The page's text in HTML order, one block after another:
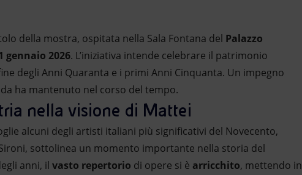
della mostra, ospitata nella Sala Fontana del Palazzo
gennaio 2026. L’iniziativa intende celebrare il patrimonio
degli Anni Quaranta e i primi Anni Cinquanta. Un impegno
ha mantenuto nel corso del tempo.
nella visione di Mattei
alcuni degli artisti italiani più significativi del Novecento,
sottolinea un momento importante nella storia del
anni, il vasto repertorio di opere si è arricchito, mettendo in